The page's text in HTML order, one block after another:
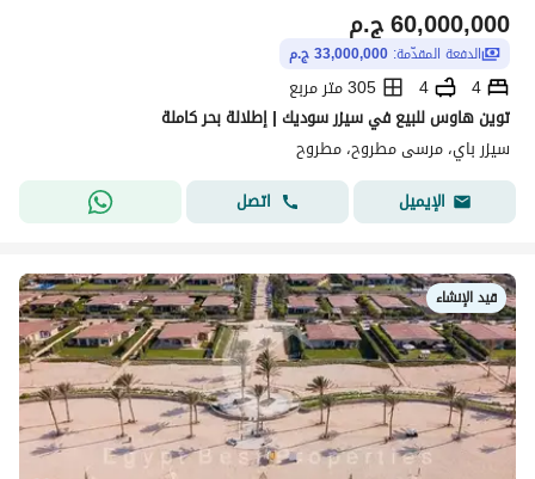
ج.م60,000,000
الدفعة المقدّمة: 33,000,000 ج.م
4
4
305 متر مربع
توين هاوس للبيع في سيزر سوديك | إطلالة بحر كاملة
سيزر باي، مرسى مطروح، مطروح
الإيميل
اتصل
قيد الإنشاء